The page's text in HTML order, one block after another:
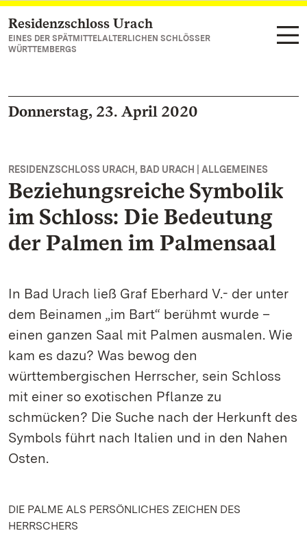
Zum Hauptinhalt springen
Residenzschloss Urach
EINES DER SPÄTMITTELALTERLICHEN SCHLÖSSER
WÜRTTEMBERGS
Donnerstag, 23. April 2020
RESIDENZSCHLOSS URACH, BAD URACH | ALLGEMEINES
Beziehungsreiche Symbolik
im Schloss: Die Bedeutung
der Palmen im Palmensaal
In Bad Urach ließ Graf Eberhard V.- der unter
dem Beinamen „im Bart“ berühmt wurde –
einen ganzen Saal mit Palmen ausmalen. Wie
kam es dazu? Was bewog den
württembergischen Herrscher, sein Schloss
mit einer so exotischen Pflanze zu
schmücken? Die Suche nach der Herkunft des
Symbols führt nach Italien und in den Nahen
Osten.
DIE PALME ALS PERSÖNLICHES ZEICHEN DES
HERRSCHERS